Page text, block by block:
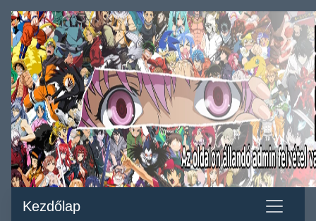
Kezdőlap